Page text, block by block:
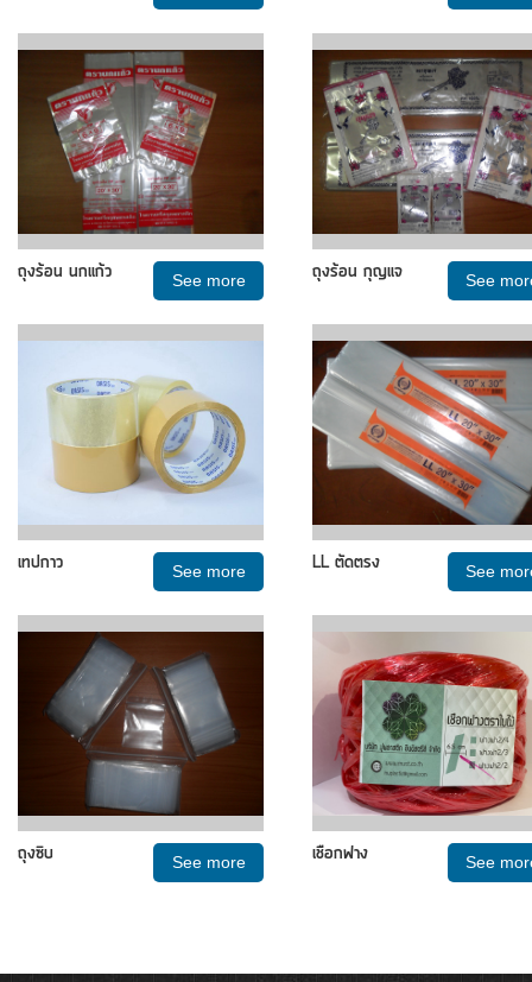
See more
ถุงร้อน นกแก้ว See
ถุงร้อน กุญแจ
See more
เทปกาว See
LL ตัดตรง
See more
ถุงซิบ See
เชือกฟาง